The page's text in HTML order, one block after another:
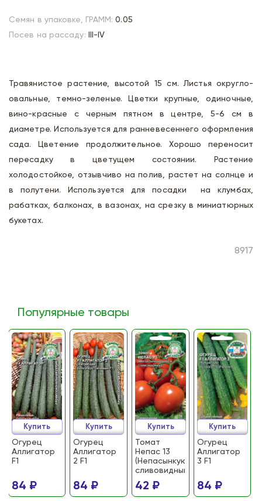
Семян в упаковке, ГРАММ: 0.05
Посев на рассаду:
III-IV
Травянистое растение, высотой 15 см. Листья округло-
овальные, темно-зеленые. Цветки крупные, одиночные,
вино-красные с черным пятном в центре, 5-6 см в
диаметре. Используется для ранневесеннего оформления
сада. Цветение продолжительное. Хорошо переносит
пересадку в цветущем состоянии. Растение
холодостойкое, отзывчиво на полив, растет на солнце и
в полутени. Используется для посадки на клумбах,
рабатках, балконах, в вазонах, на срезку в миниатюрных
букетах.
8917
Популярные товары
Огурец
Аллигатор
F1
84 ₽
Купить
Огурец
Аллигатор
2 F1
84 ₽
Купить
Томат
Непас 13
(Непасынкующийся
сливовидный)
42 ₽
Купить
Огурец
Аллигатор
3 F1
84 ₽
Купить